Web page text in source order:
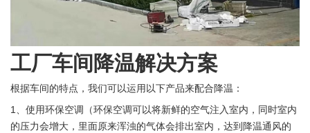
工厂车间降温解决方案
根据车间的特点，我们可以运用以下产品来配合降温：
1、使用环保空调（环保空调可以将新鲜的空气注入室内，同时室内
的压力会增大，里面原来浑浊的气体会排出室内，达到降温通风的